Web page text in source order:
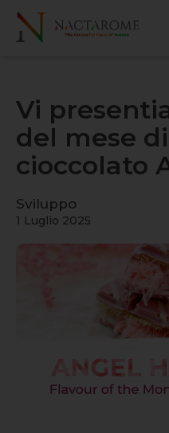
Vi
del mese
cioccolato
Sviluppo
1 Luglio 2025